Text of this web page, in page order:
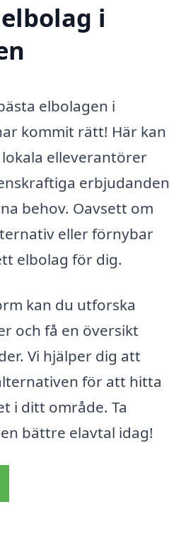
i
elbolagen i
kommit rätt! Här kan
elleverantörer
erbjudanden
behov. Oavsett om
eller förnybar
elbolag för dig.
kan du utforska
och få en översikt
Vi hjälper dig att
för att hitta
i ditt område. Ta
bättre elavtal idag!